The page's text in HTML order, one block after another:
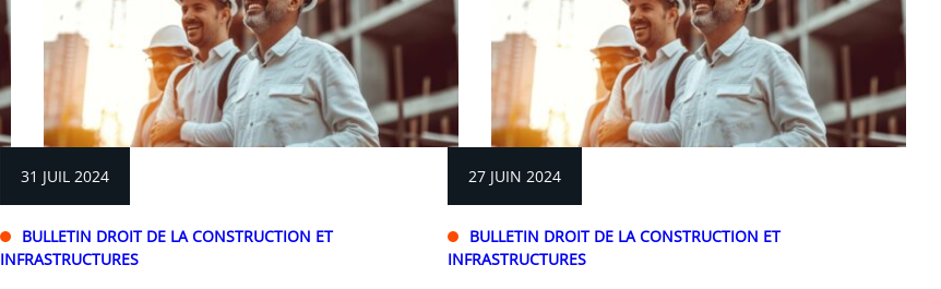
31 JUIL 2024
BULLETIN DROIT DE LA CONSTRUCTION ET
INFRASTRUCTURES
27 JUIN 2024
BULLETIN DROIT DE LA CONSTRUCTION ET
INFRASTRUCTURES